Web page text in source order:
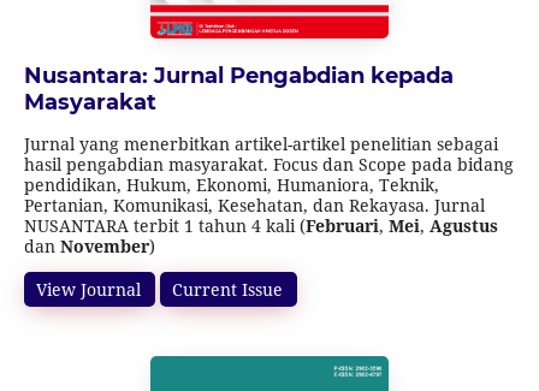
Nusantara: Jurnal Pengabdian kepada
Masyarakat
Jurnal yang menerbitkan artikel-artikel penelitian sebagai
hasil pengabdian masyarakat. Focus dan Scope pada bidang
pendidikan, Hukum, Ekonomi, Humaniora, Teknik,
Pertanian, Komunikasi, Kesehatan, dan Rekayasa. Jurnal
NUSANTARA terbit 1 tahun 4 kali (Februari, Mei, Agustus
dan November)
Jurnal ini terakreditasi SINTA 5 (Surat Keputusan Direktur
Jenderal Pendidikan Tinggi, Riset, dan Teknologi Nomor
10/C/C3/DT.05.00/2025tanggal 21 Maret 2025 tentang
7 Nomor 3 Tahun 2027.
View Journal Current Issue